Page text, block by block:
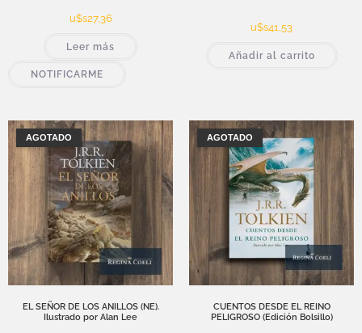
u$s27,36
Leer más
NOTIFICARME
u$s41,53
Añadir al carrito
AGOTADO
EL SEÑOR DE LOS ANILLOS (NE).
Ilustrado por Alan Lee
AGOTADO
CUENTOS DESDE EL REINO
PELIGROSO (Edición Bolsillo)